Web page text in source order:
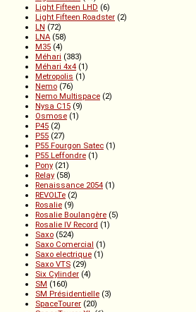
Light Fifteen LHD (6)
Light Fifteen Roadster (2)
LN (72)
LNA (58)
M35 (4)
Méhari (383)
Méhari 4x4 (1)
Metropolis (1)
Nemo (76)
Nemo Multispace (2)
Nysa C15 (9)
Osmose (1)
P45 (2)
P55 (27)
P55 Fourgon Satec (1)
P55 Leffondre (1)
Pony (21)
Relay (58)
Renaissance 2054 (1)
REVOLTe (2)
Rosalie (9)
Rosalie Boulangère (5)
Rosalie IV Record (1)
Saxo (524)
Saxo Comercial (1)
Saxo electrique (1)
Saxo VTS (29)
Six Cylinder (4)
SM (160)
SM Présidentielle (3)
SpaceTourer (20)